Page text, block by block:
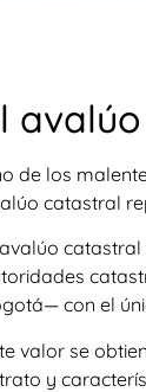
de los
catastral
catastral
con el
valor se
y